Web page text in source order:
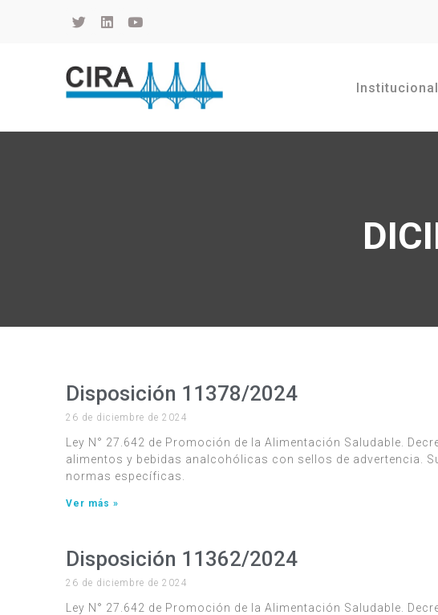
Institucional
Disposición 11378/2024
26 de diciembre de 2024
Ley N° 27.642 de Promoción de la Alimentación Saludable.
alimentos y bebidas analcohólicas con sellos de advertencia.
normas específicas.
Ver más »
Disposición 11362/2024
26 de diciembre de 2024
Ley N° 27.642 de Promoción de la Alimentación Saludable.